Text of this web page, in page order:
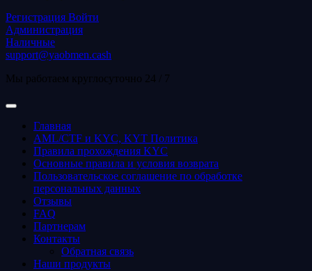
Регистрация Войти
Администрация
Наличные
support@yaobmen.cash
Мы работаем круглосуточно 24 / 7
Главная
AML/CTF и KYC, KYT Политика
Правила прохождения KYC
Основные правила и условия возврата
Пользовательское соглашение по обработке
персональных данных
Отзывы
FAQ
Партнерам
Контакты
Обратная связь
Наши продукты